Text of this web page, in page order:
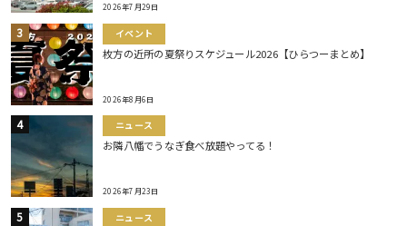
2026年7月29日
イベント
枚方の近所の夏祭りスケジュール2026【ひらつーまとめ】
2026年8月6日
ニュース
お隣八幡でうなぎ食べ放題やってる！
2026年7月23日
ニュース